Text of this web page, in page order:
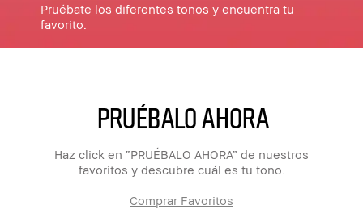
Pruébate los diferentes tonos y encuentra tu
favorito.​
PRUÉBALO AHORA
Haz click en “PRUÉBALO AHORA” de nuestros
favoritos y descubre cuál es tu tono.
Comprar Favoritos